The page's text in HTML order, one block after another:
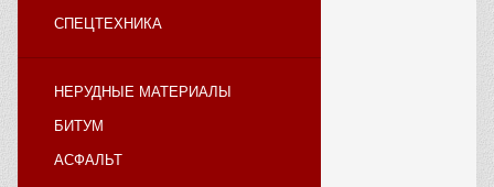
СПЕЦТЕХНИКА
НЕРУДНЫЕ МАТЕРИАЛЫ
БИТУМ
АСФАЛЬТ